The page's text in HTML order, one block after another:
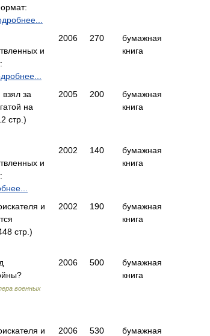
и
2006 270
бумажная
книга
за
на
стр.)
2005 200
бумажная
книга
и
2002 140
бумажная
книга
и
стр.)
2002 190
бумажная
книга
военных
2006 500
бумажная
книга
и
2006 530
бумажная